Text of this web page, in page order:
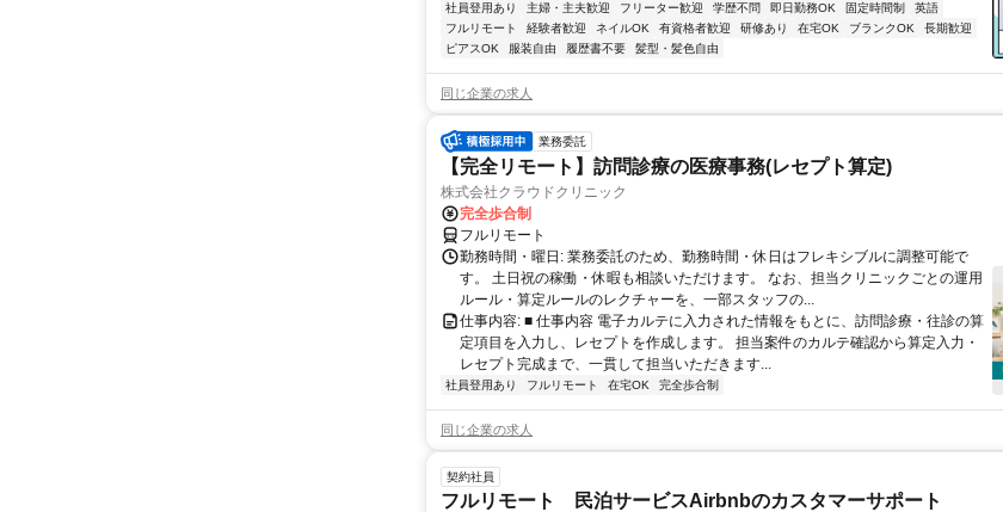
社員登用あり 主婦・主夫歓迎 フリーター歓迎 学歴不問 即日勤務OK 固定時間制
英語
フルリモート
経験者歓迎 ネイルOK 有資格者歓迎 研修あり 在宅OK ブランクOK
長期歓迎
ピアスOK
服装自由 履歴書不要 髪型・髪色自由
同じ企業の求人
業務委託
【完全リモート】訪問診療の医療事務(レセプト算定)
株式会社クラウドクリニック
完全歩合制
フルリモート
勤務時間・曜日: 業務委託のため、勤務時間・休日はフレキシブルに調整可能で
す。 土日祝の稼働・休暇も相談いただけます。 なお、担当クリニックごとの運用
ルール・算定ルールのレクチャーを、一部スタッフの...
仕事内容: ■ 仕事内容 電子カルテに入力された情報をもとに、訪問診療・往診の算
定項目を入力し、レセプトを作成します。 担当案件のカルテ確認から算定入力・
レセプト完成まで、一貫して担当いただきます...
社員登用あり フルリモート 在宅OK 完全歩合制
同じ企業の求人
契約社員
フルリモート 民泊サービスAirbnbのカスタマーサポート